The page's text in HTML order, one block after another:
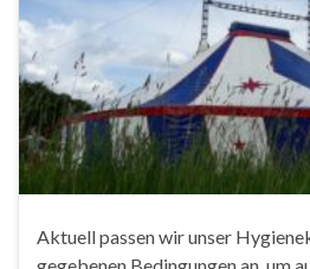
Aktuell passen wir unser